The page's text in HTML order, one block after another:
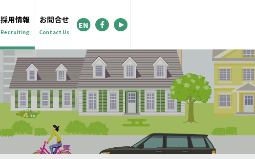
採用情報
Recruiting
お問合せ
Contact Us
EN